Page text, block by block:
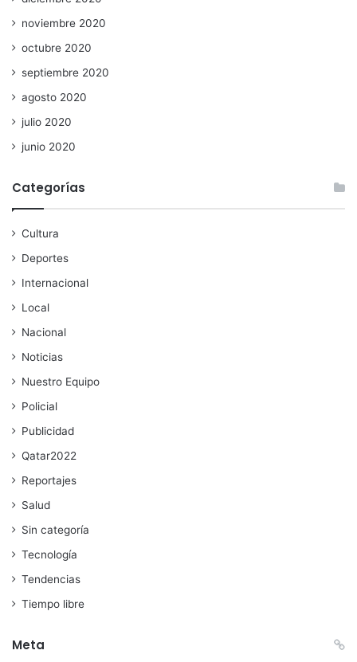
noviembre 2020
octubre 2020
septiembre 2020
agosto 2020
julio 2020
junio 2020
Categorías
Cultura
Deportes
Internacional
Local
Nacional
Noticias
Nuestro Equipo
Policial
Publicidad
Qatar2022
Reportajes
Salud
Sin categoría
Tecnología
Tendencias
Tiempo libre
Meta